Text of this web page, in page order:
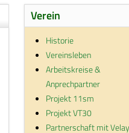
Verein
Historie
Vereinsleben
Arbeitskreise &
Anprechpartner
Projekt 11sm
Projekt VT30
Partnerschaft mit